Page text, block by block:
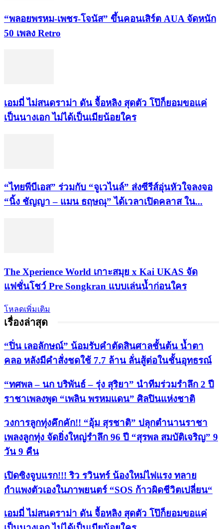
“พลอยพรหม-เพชร-โจนัส” ขึ้นคอนเสิร์ต AUA จัดหนัก
50 เพลง Retro
เอมมี่ ไม่สนดราม่า ดัน จื้อหลิง สุดตัว โป๊ก็ยอมขอแค่
เป็นนางเอก ไม่ได้เป็นเมียน้อยใคร
“ไทยพีบีเอส” ร่วมกับ “จูเวไนล์” ส่งซีรีส์อุ่นหัวใจลงจอ
“นิ้ง ชัญญา – แมน ธฤษณุ” ได้เวลาเปิดคลาส ใน...
​The Xperience World เกาะสมุย x Kai UKAS จัด
แฟชั่นโชว์ Pre Songkran แบบเล่นน้ำก่อนใคร
โหลดเพิ่มเติม
เรื่องล่าสุด
“ปิ่น เลอลักษณ์” น้อมรับคำตัดสินศาลชั้นต้น น้ำตา
คลอ หลังมีคำสั่งชดใช้ 7.7 ล้าน ลั่นสู้ต่อในชั้นอุทธรณ์
“ทศพล – นก บริพันธ์ – รุ่ง สุริยา” นำทีมร่วมรำลึก 2 ปี
ราชาเพลงพูด “เพลิน พรหมแดน” ศิลปินแห่งชาติ
วงการลูกทุ่งคึกคัก!! “อุ้ม สุรชาติ” ปลุกตำนานราชา
เพลงลูกทุ่ง จัดยิ่งใหญ่รำลึก 96 ปี “สุรพล สมบัติเจริญ” 9
วัน 9 คืน
เปิดซิงจูบแรก!!! ริว รวินทร์ น้องใหม่ไฟแรง ทลาย
กำแพงตัวเองในภาพยนตร์ “SOS ก้าวผิดชีวิตเปลี่ยน“
เอมมี่ ไม่สนดราม่า ดัน จื้อหลิง สุดตัว โป๊ก็ยอมขอแค่